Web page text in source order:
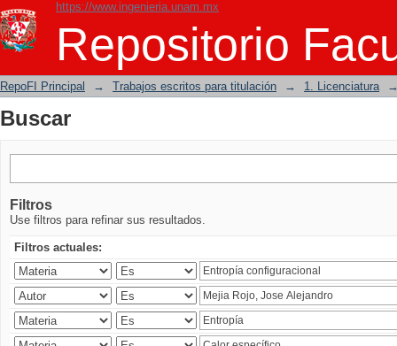
https://www.ingenieria.unam.mx
Repositorio
Buscar
RepoFI Principal → Trabajos escritos para titulación → 1. Licenciatura
Buscar
Filtros
Use filtros para refinar sus resultados.
Filtros actuales: